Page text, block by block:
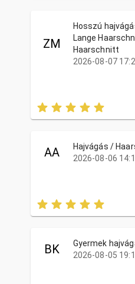
ZM
Hosszú
Lange
Haarschnitt
2026-08-07
AA
Hajvágás /
2026-08-06
BK
Gyermek
2026-08-05